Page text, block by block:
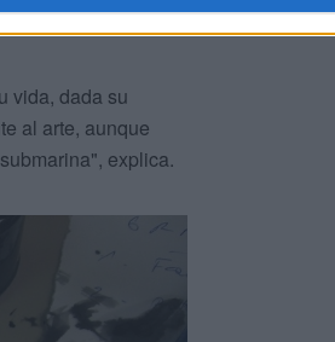
vida, dada su
al arte, aunque
explica.